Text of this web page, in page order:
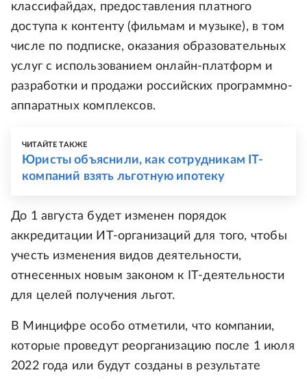
классифайдах, предоставления платного
доступа к контенту (фильмам и музыке), в том
числе по подписке, оказания образовательных
услуг с использованием онлайн-платформ и
разработки и продажи российских программно-
аппаратных комплексов.
ЧИТАЙТЕ ТАКЖЕ
Юристы объяснили, как сотрудникам IT-
компаний взять льготную ипотеку
До 1 августа будет изменен порядок
аккредитации ИТ-организаций для того, чтобы
учесть изменения видов деятельности,
отнесенных новым законом к IT-деятельности
для целей получения льгот.
В Минцифре особо отметили, что компании,
которые проведут реорганизацию после 1 июля
2022 года или будут созданы в результате